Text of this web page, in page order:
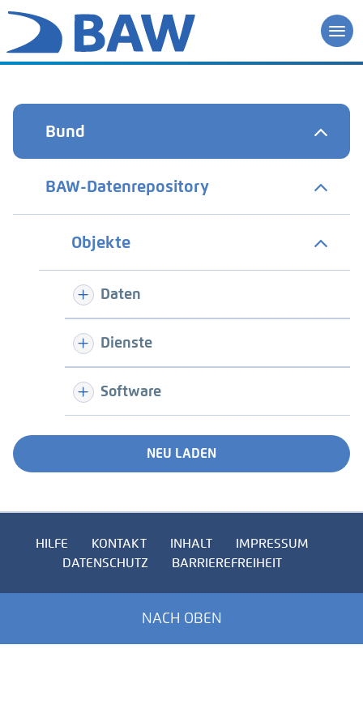
Bund
BAW-Datenrepository
Objekte
Daten
Dienste
Software
NEU LADEN
HILFE KONTAKT INHALT
IMPRESSUM
DATENSCHUTZ
BARRIEREFREIHEIT
NACH OBEN